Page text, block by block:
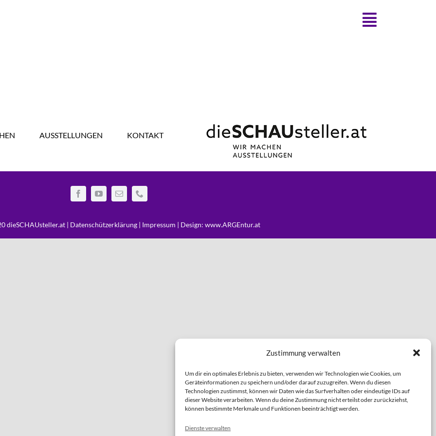
Zustimmung verwalten
Um dir ein optimales Erlebnis zu bieten, verwenden wir Technologien wie Cookies, um
Geräteinformationen zu speichern und/oder darauf zuzugreifen. Wenn du diesen
Technologien zustimmst, können wir Daten wie das Surfverhalten oder eindeutige IDs auf
dieser Website verarbeiten. Wenn du deine Zustimmung nicht erteilst oder zurückziehst,
können bestimmte Merkmale und Funktionen beeinträchtigt werden.
Dienste verwalten
AUSSTELLUNGEN KONTAKT
dieSCHAUsteller.at | Datenschützerklärung | Impressum | Design: www.ARGEntur.at